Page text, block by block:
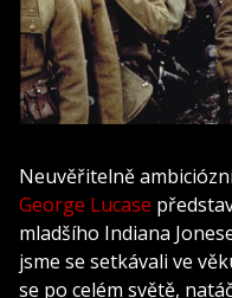
Neuvěřitelně
George Lucase
mladšího Indiana
jsme se setkávali ve
se po celém světě,